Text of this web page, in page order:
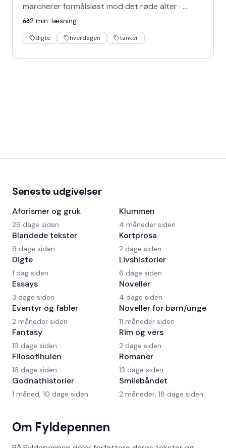
marcherer formålsløst mod det røde alter · …
2 min. læsning
digte hverdagen tanker
Om Fyldepennen
Seneste udgivelser
Aforismer og gruk
26 dage siden
Blandede tekster
9 dage siden
Digte
1 dag siden
Essays
3 dage siden
Eventyr og fabler
2 måneder siden
Fantasy
19 dage siden
Filosofihulen
16 dage siden
Godnathistorier
1 måned, 10 dage siden
Klummen
4 måneder siden
Kortprosa
2 dage siden
Livshistorier
6 dage siden
Noveller
4 dage siden
Noveller for børn/unge
11 måneder siden
Rim og vers
2 dage siden
Romaner
13 dage siden
Smilebåndet
2 måneder, 18 dage siden